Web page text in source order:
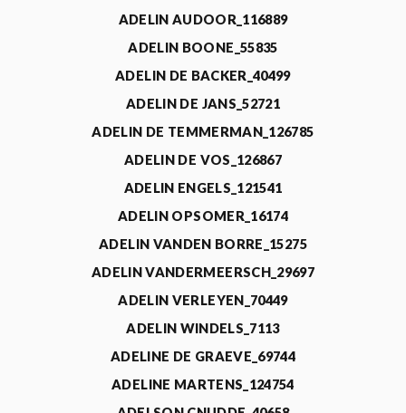
ADELIN AUDOOR_116889
ADELIN BOONE_55835
ADELIN DE BACKER_40499
ADELIN DE JANS_52721
ADELIN DE TEMMERMAN_126785
ADELIN DE VOS_126867
ADELIN ENGELS_121541
ADELIN OPSOMER_16174
ADELIN VANDEN BORRE_15275
ADELIN VANDERMEERSCH_29697
ADELIN VERLEYEN_70449
ADELIN WINDELS_7113
ADELINE DE GRAEVE_69744
ADELINE MARTENS_124754